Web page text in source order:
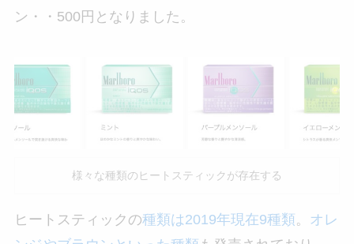
ン・・500円となりました。
様々な種類のヒートスティックが存在する
ヒートスティックの種類は2019年現在9種類。
オレ